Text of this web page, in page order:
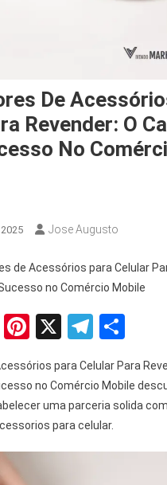
De
Revender: O
No
Jose Augusto
de Acessórios para Celular
no Comércio Mobile
Pinterest
X
para Celular Para
no Comércio Mobile
uma parceria solida
para celular.